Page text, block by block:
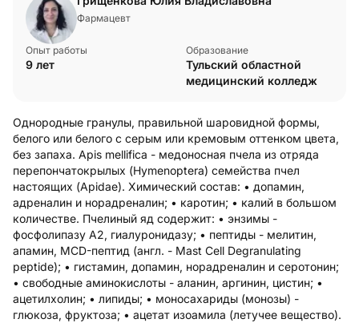
Фармацевт
Опыт работы
9 лет
Образование
Тульский областной
медицинский колледж
Однородные гранулы, правильной шаровидной формы,
белого или белого с серым или кремовым оттенком цвета,
без запаха. Apis mellifica - медоносная пчела из отряда
перепончатокрылых (Hymenoptera) семейства пчел
настоящих (Apidae). Химический состав: • допамин,
адреналин и норадреналин; • каротин; • калий в большом
количестве. Пчелиный яд содержит: • энзимы -
фосфолипазу А2, гиалуронидазу; • пептиды - мелитин,
апамин, MCD-пептид (англ. - Mast Cell Degranulating
peptide); • гистамин, допамин, норадреналин и серотонин;
• свободные аминокислоты - аланин, аргинин, цистин; •
ацетилхолин; • липиды; • моносахариды (монозы) -
глюкоза, фруктоза; • ацетат изоамила (летучее вещество).